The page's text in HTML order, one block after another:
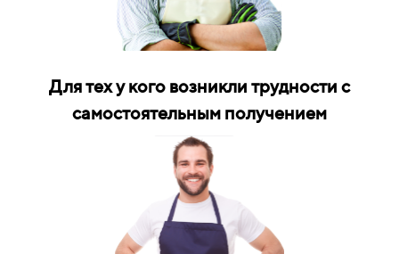
Для тех у кого возникли трудности с
самостоятельным получением